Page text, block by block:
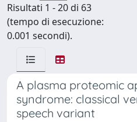
Risultati 1 - 20 di 63
(tempo di esecuzione:
0.001 secondi).
A plasma proteomic
syndrome: classical
speech variant